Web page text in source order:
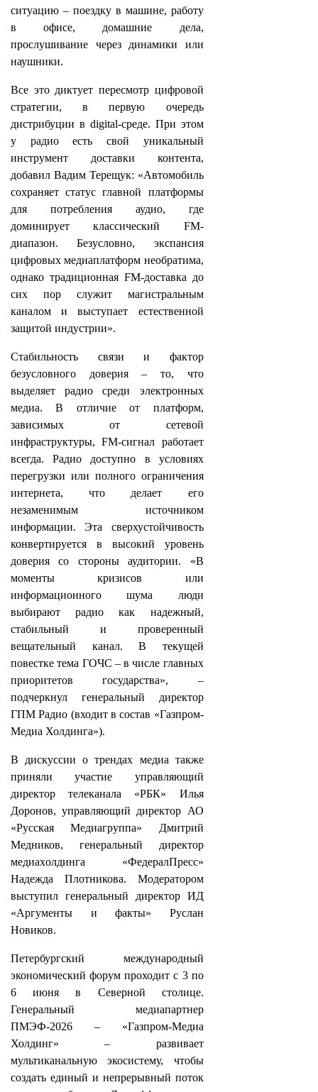
ситуацию – поездку в машине, работу
в офисе, домашние дела,
прослушивание через динамики или
наушники.
Все это диктует пересмотр цифровой
стратегии, в первую очередь
дистрибуции в digital-среде. При этом
у радио есть свой уникальный
инструмент доставки контента,
добавил Вадим Терещук: «Автомобиль
сохраняет статус главной платформы
для потребления аудио, где
доминирует классический FM-
диапазон. Безусловно, экспансия
цифровых медиаплатформ необратима,
однако традиционная FM-доставка до
сих пор служит магистральным
каналом и выступает естественной
защитой индустрии».
Стабильность связи и фактор
безусловного доверия – то, что
выделяет радио среди электронных
медиа. В отличие от платформ,
зависимых от сетевой
инфраструктуры, FM-сигнал работает
всегда. Радио доступно в условиях
перегрузки или полного ограничения
интернета, что делает его
незаменимым источником
информации. Эта сверхустойчивость
конвертируется в высокий уровень
доверия со стороны аудитории. «В
моменты кризисов или
информационного шума люди
выбирают радио как надежный,
стабильный и проверенный
вещательный канал. В текущей
повестке тема ГОЧС – в числе главных
приоритетов государства», –
подчеркнул генеральный директор
ГПМ Радио (входит в состав «Газпром-
Медиа Холдинга»).
В дискуссии о трендах медиа также
приняли участие управляющий
директор телеканала «РБК» Илья
Доронов, управляющий директор АО
«Русская Медиагруппа» Дмитрий
Медников, генеральный директор
медиахoлдинга «ФедералПресс»
Надежда Плотникова. Модератором
выступил генеральный директор ИД
«Аргументы и факты» Руслан
Новиков.
Петербургский международный
экономический форум проходит с 3 по
6 июня в Северной столице.
Генеральный медиапартнер
ПМЭФ-2026 – «Газпром-Медиа
Холдинг» – развивает
мультиканальную экосистему, чтобы
создать единый и непрерывный поток